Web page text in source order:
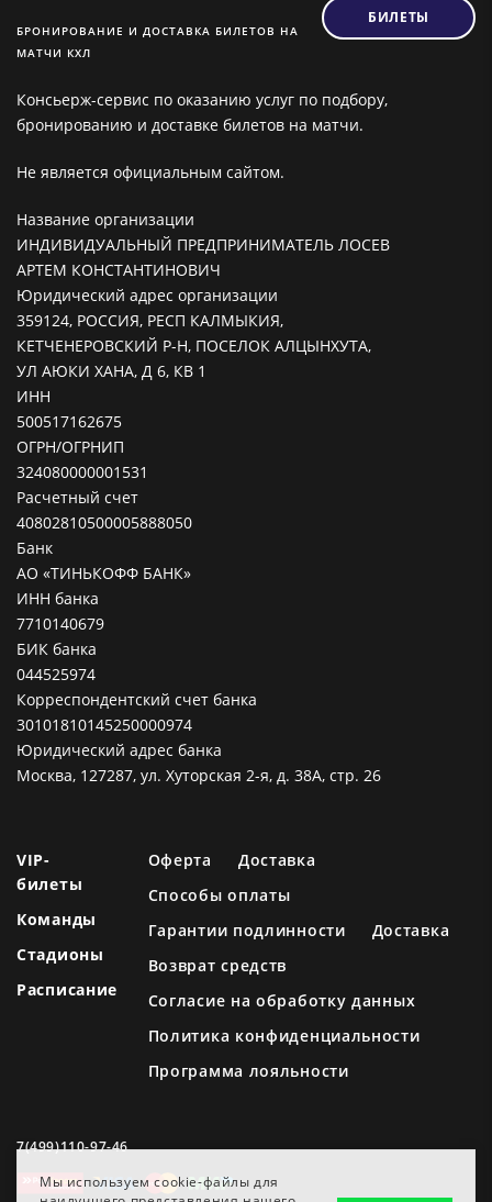
Мы используем cookie-файлы для
БРОНИРОВАНИЕ И ДОСТАВКА БИЛЕТОВ НА
МАТЧИ КХЛ
БИЛЕТЫ
Консьерж-сервис по оказанию услуг по подбору,
бронированию и доставке билетов на матчи.
Не является официальным сайтом.
Название организации
ИНДИВИДУАЛЬНЫЙ ПРЕДПРИНИМАТЕЛЬ ЛОСЕВ
АРТЕМ КОНСТАНТИНОВИЧ
Юридический адрес организации
359124, РОССИЯ, РЕСП КАЛМЫКИЯ,
КЕТЧЕНЕРОВСКИЙ Р-Н, ПОСЕЛОК АЛЦЫНХУТА,
УЛ АЮКИ ХАНА, Д 6, КВ 1
ИНН
500517162675
ОГРН/ОГРНИП
324080000001531
Расчетный счет
40802810500005888050
Банк
АО «ТИНЬКОФФ БАНК»
ИНН банка
7710140679
БИК банка
044525974
Корреспондентский счет банка
30101810145250000974
Юридический адрес банка
Москва, 127287, ул. Хуторская 2-я, д. 38А, стр. 26
VIP-
билеты
Команды
Стадионы
Расписание
Оферта
Доставка
Способы оплаты
Гарантии подлинности
Доставка
Возврат средств
Согласие на обработку данных
Политика конфиденциальности
Программа лояльности
7(499)110-97-46